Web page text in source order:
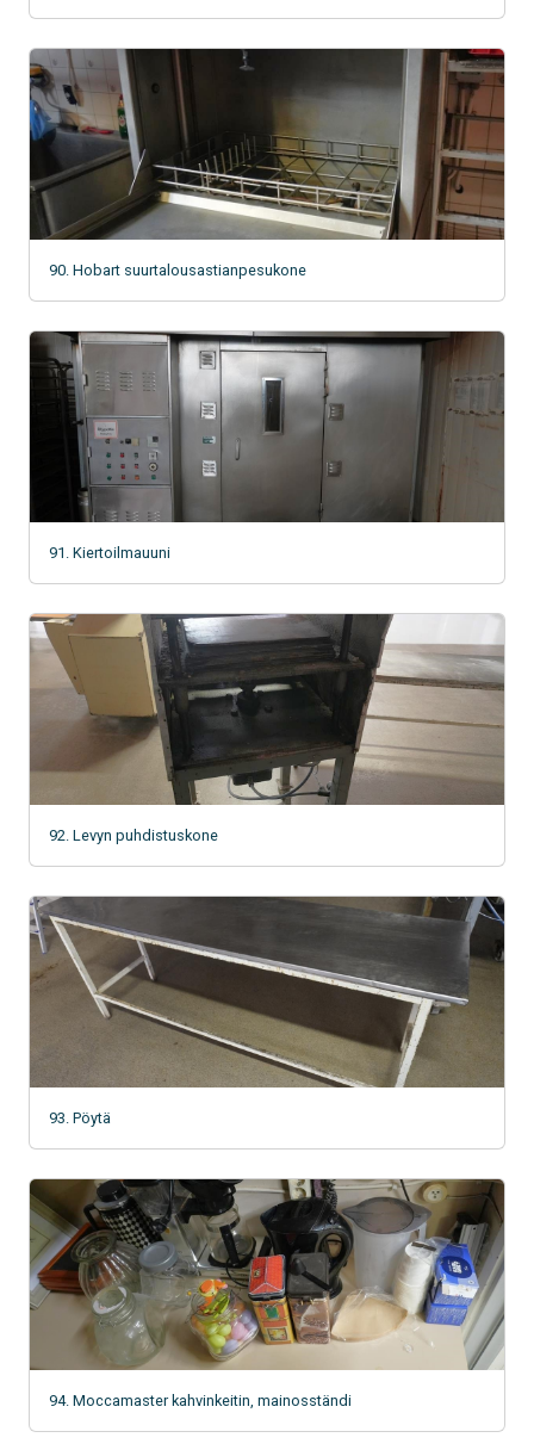
90. Hobart suurtalousastianpesukone
91. Kiertoilmauuni
92. Levyn puhdistuskone
93. Pöytä
94. Moccamaster kahvinkeitin, mainosständi